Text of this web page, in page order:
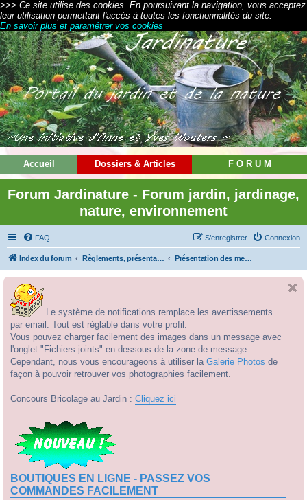
>>> Ce site utilise des cookies. En poursuivant la navigation, vous acceptez
leur utilisation permettant l'accès à toutes les fonctionnalités du site.
En savoir plus et paramétrer vos cookies
Accueil Dossiers & Articles F O R U M
Forum Jardinature - Forum jardin, jardinage,
nature, environnement
FAQ Connexion
S’enregistrer
Index du forum Règlements, présentations et modes d'emploi Présentation des membres
Le système de notifications remplace les avertissements
par email. Tout est réglable dans votre profil.
Vous pouvez charger facilement des images dans un message avec
l'onglet "Fichiers joints" en dessous de la zone de message.
Cependant, nous vous encourageons à utiliser la Galerie Photos de
façon à pouvoir retrouver vos photographies facilement.
Concours Bricolage au Jardin : Cliquez ici
BOUTIQUES EN LIGNE - PASSEZ VOS
COMMANDES FACILEMENT